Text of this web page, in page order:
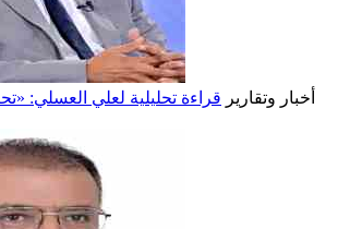
أخبار وتقارير قراءة تحليلية لعلي العسلي: